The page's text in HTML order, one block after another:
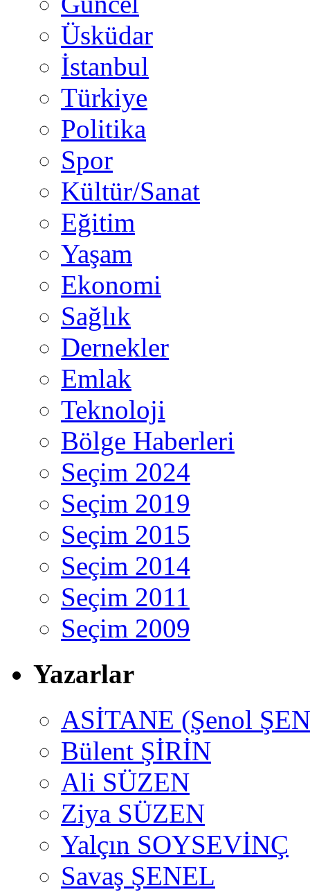
Üsküdar
İstanbul
Türkiye
Politika
Spor
Kültür/Sanat
Eğitim
Yaşam
Ekonomi
Sağlık
Dernekler
Emlak
Teknoloji
Bölge Haberleri
Seçim 2024
Seçim 2019
Seçim 2015
Seçim 2014
Seçim 2011
Seçim 2009
Yazarlar
ASİTANE (Şenol
Bülent ŞİRİN
Ali SÜZEN
Ziya SÜZEN
Yalçın SOYSEVİNÇ
Savaş ŞENEL